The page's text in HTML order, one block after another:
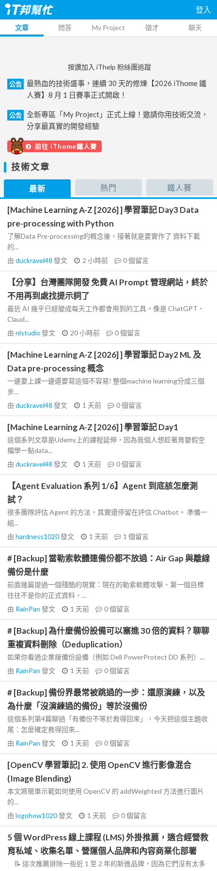
登入
文章 問答 My Project 徵才 聊天
按讚加入 iThelp 粉絲團追蹤
公告
最熱血的技術盛事，連續 30 天的修煉【2026 iThome 鐵
人賽】8 月 1 日賽事正式開啟！
公告
全新專區「My Project」正式上線！邀請你用技術交流，
分享最真實的開發經驗
前往 iThome鐵人賽
技術文章
最新 熱門 鐵人賽
[Machine Learning A-Z [2026] ] 學習筆記 Day3 Data
pre-processing with Python
了解Data Pre-processing的概念後，接著就是要實作了 資料下載
的...
由 duckravel48 發文 2 小時前 0個留言
【分享】台灣團隊開發 免費 AI Prompt 管理網站，終於
不用再到處找提示詞了
最近 AI 幾乎已經變成每天工作都會用到的工具。像是 ChatGPT、
Claud...
由 nlstudio 發文 20 小時前 0個留言
[Machine Learning A-Z [2026] ] 學習筆記 Day2 ML 及
Data pre-processing 概念
一邊要上課一邊還要寫這個不容易! 整個machine learning分成三個
步...
由 duckravel48 發文 1 天前 0個留言
[Machine Learning A-Z [2026] ] 學習筆記 Day1
這個系列文章是Udemy上的課程延伸，因為我個人想趁著育嬰假空
檔學一點data...
由 duckravel48 發文 1 天前 0個留言
【Agent Evaluation 系列 1/6】Agent 到底該怎麼測
試？
很多團隊評估 Agent 的方法，其實還停留在評估 Chatbot。 準備一
組...
由 hardness1020發文 1 天前 1 個留言
# [Backup] 當勒索軟體連備份都不放過：Air Gap 與離線
備份是什麼
前面幾篇提過一個殘酷的現實：現在的勒索軟體攻擊，第一個目標
往往不是你的正式資料，...
由 RainPan 發文 1 天前 0個留言
# [Backup] 為什麼備份設備可以塞進 30 倍的資料？聊聊
重複資料刪除（Deduplication）
如果你看過企業級備份設備（例如 Dell PowerProtect DD 系列）...
由 RainPan 發文 1 天前 0個留言
# [Backup] 備份界最常被跳過的一步：還原演練，以及
為什麼「沒演練過的備份」等於沒備份
這個系列第4篇聊過「有備份不等於救得回來」，今天把這個主題收
尾：怎麼確定救得回來...
由 RainPan 發文 1 天前 0個留言
[OpenCV 學習筆記] 2. 使用 OpenCV 進行影像混合
(Image Blending)
本文將簡單示範如何使用 OpenCV 的 addWeighted 方法進行圖片
的...
由 logohow1020發文 1 天前 0個留言
5 個 WordPress 線上課程 (LMS) 外掛推薦，適合經營教
育私域、收集名單、營運個人品牌和內容商業化部署
📝 這次推薦排除一些近 1 至 2 年的新進品牌，因為它們沒有太多